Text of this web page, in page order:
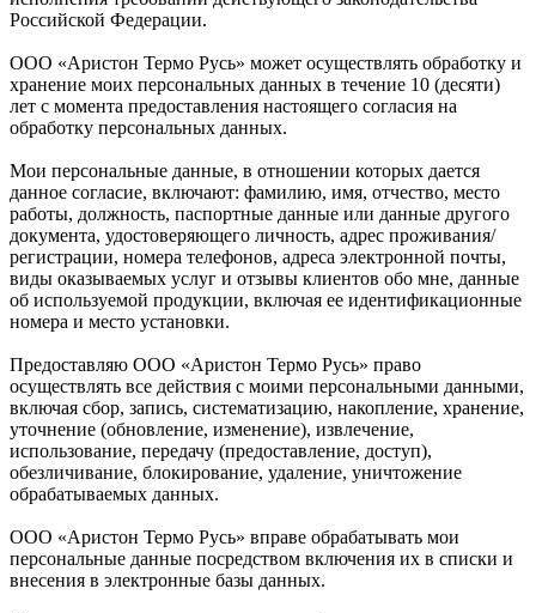
Российской Федерации.
ООО «Аристон Термо Русь» может осуществлять обработку и
хранение моих персональных данных в течение 10 (десяти)
лет с момента предоставления настоящего согласия на
обработку персональных данных.
Мои персональные данные, в отношении которых дается
данное согласие, включают: фамилию, имя, отчество, место
работы, должность, паспортные данные или данные другого
документа, удостоверяющего личность, адрес проживания/
регистрации, номера телефонов, адреса электронной почты,
виды оказываемых услуг и отзывы клиентов обо мне, данные
об используемой продукции, включая ее идентификационные
номера и место установки.
Предоставляю ООО «Аристон Термо Русь» право
осуществлять все действия с моими персональными данными,
включая сбор, запись, систематизацию, накопление, хранение,
уточнение (обновление, изменение), извлечение,
использование, передачу (предоставление, доступ),
обезличивание, блокирование, удаление, уничтожение
обрабатываемых данных.
ООО «Аристон Термо Русь» вправе обрабатывать мои
персональные данные посредством включения их в списки и
внесения в электронные базы данных.